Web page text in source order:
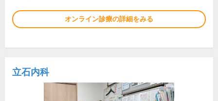
オンライン診療の詳細をみる
立石内科